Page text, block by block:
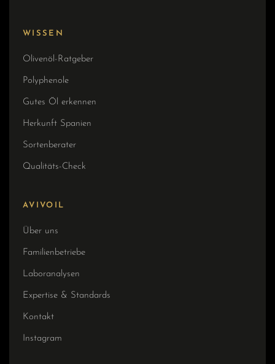
WISSEN
Olivenöl-Ratgeber
Polyphenole
Gutes Öl erkennen
Herkunft Spanien
Sortenberater
Qualitäts-Check
AVIVOIL
Über uns
Familienbetriebe
Laboranalysen
Expertise & Standards
Kontakt
Instagram